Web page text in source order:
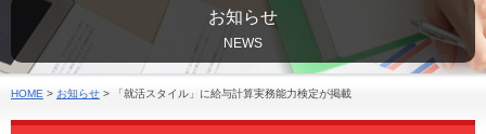
お知らせ
NEWS
HOME > お知らせ > 「就活スタイル」に給与計算実務能力検定が掲載